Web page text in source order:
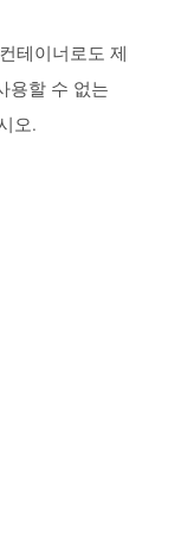
테이너로도 제
용할 수 없는
오.